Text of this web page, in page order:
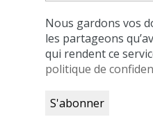
Nous gardons vos
les partageons
qui rendent ce
politique de